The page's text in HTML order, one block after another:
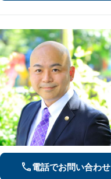
電話でお問い合わせ